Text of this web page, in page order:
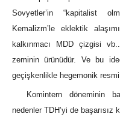
Sovyetler’in “kapitalist
Kemalizm’le eklektik
kalkınmacı MDD çizgisi
zeminin ürünüdür. Ve bu
geçişkenlikle hegemonik resmi
Komintern döneminin
nedenler TDH’yi de başarısız